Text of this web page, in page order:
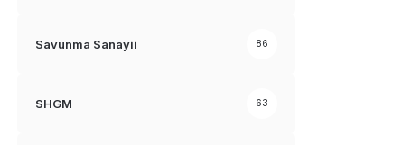
Savunma Sanayii 86
SHGM 63